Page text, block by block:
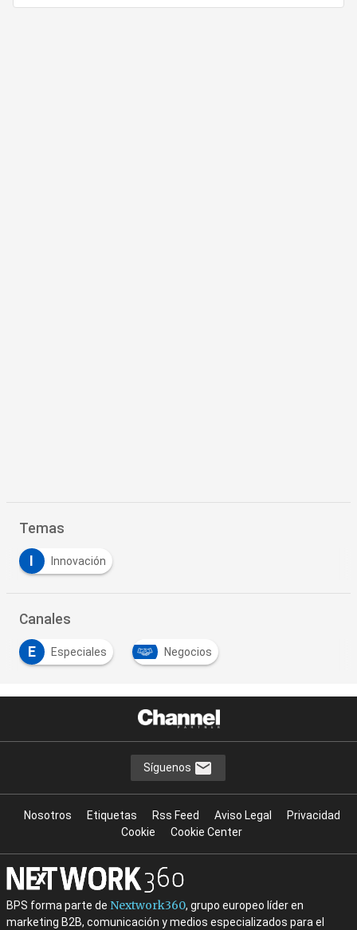
Temas
Innovación
Canales
E Especiales Negocios
Síguenos
Nosotros Etiquetas Rss Feed Aviso Legal
Privacidad
Cookie
Cookie Center
BPS forma parte de Nextwork360, grupo europeo líder en
marketing B2B, comunicación y medios especializados para el